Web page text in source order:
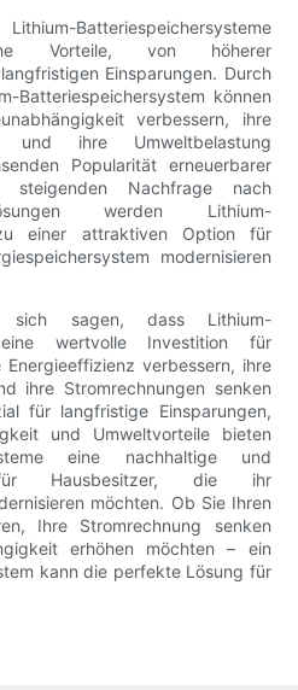
Batteriespeichersysteme
Vorteile, von höherer
Einsparungen. Durch
Batteriespeichersystem können
verbessern, ihre
und ihre Umweltbelastung
Popularität erneuerbarer
steigenden Nachfrage nach
werden Lithium-
zu einer attraktiven Option für
modernisieren
sich sagen, dass Lithium-
eine wertvolle Investition für
verbessern, ihre
ihre Stromrechnungen senken
für langfristige Einsparungen,
und Umweltvorteile bieten
eine nachhaltige und
Hausbesitzer, die ihr
möchten. Ob Sie Ihren
Ihre Stromrechnung senken
erhöhen möchten – ein
kann die perfekte Lösung für